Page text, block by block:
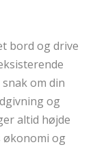
bord og drive
om din
og
altid højde
økonomi og